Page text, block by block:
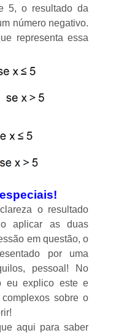
5, o resultado da
número negativo.
representa essa
o resultado
aplicar as duas
em questão, o
por uma
pessoal! No
eu explico este e
sobre o
aqui para saber